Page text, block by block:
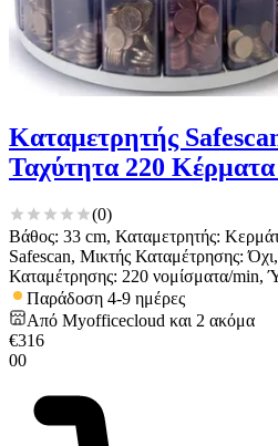
διαφημίσεων και περιεχομένου, τις
διαφημίσεις και περιεχόμενο, την
μας και την ανάπτυξη προϊόντων.
πληροφορίες σχετικά με την από
τοποθεσίας μας στους συνεργάτες
Καταμετρητής
Ταχύτητα 220
(0)
Βάθος: 33 cm, Καταμετρητής:
Safescan, Μικτής Καταμέτρησης:
Καταμέτρησης: 220 νομίσματα/min,
Παράδοση 4-9 ημέρες
Από Myofficecloud και 2 ακόμα
€316
00